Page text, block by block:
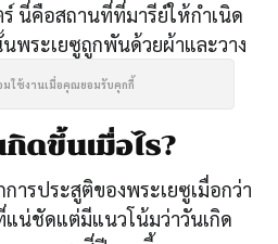
นี่คือสถานที่ที่มารีย์ให้กำเนิด
พระเยซูถูกพันด้วยผ้าและวาง
มใช้งานเมื่อคุณยอมรับคุกกี้
ดขึ้นเมื่อไร?
ารประสูติของพระเยซูเมื่อกว่า
น่ชัดแต่มีแนวโน้มว่าวันเกิด